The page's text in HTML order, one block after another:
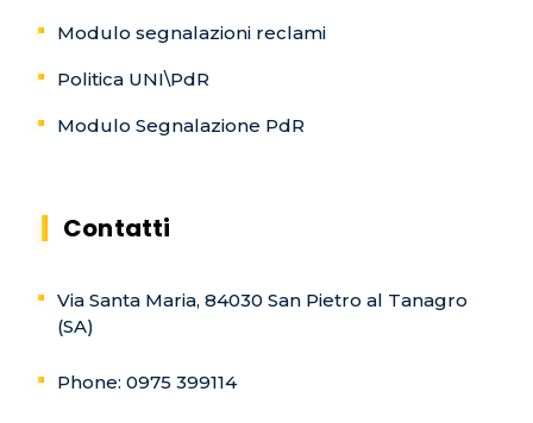
Modulo segnalazioni reclami
Politica UNI\PdR
Modulo Segnalazione PdR
Contatti
Via Santa Maria, 84030 San Pietro al Tanagro
(SA)
Phone: 0975 399114